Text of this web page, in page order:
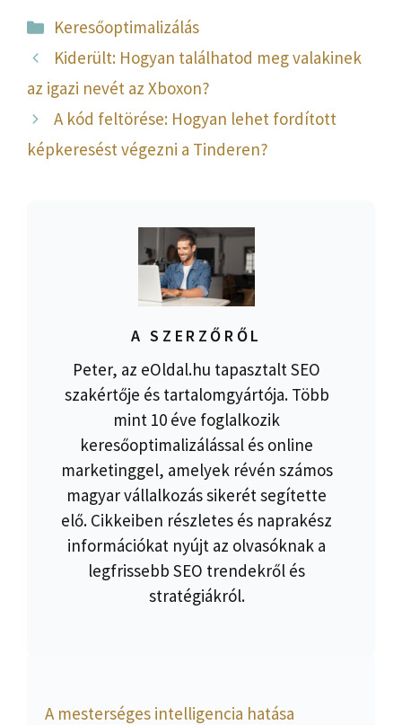
Kategória
Keresőoptimalizálás
Kiderült: Hogyan találhatod meg valakinek
az igazi nevét az Xboxon?
A kód feltörése: Hogyan lehet fordított
képkeresést végezni a Tinderen?
A SZERZŐRŐL
Peter, az eOldal.hu tapasztalt SEO
szakértője és tartalomgyártója. Több
mint 10 éve foglalkozik
keresőoptimalizálással és online
marketinggel, amelyek révén számos
magyar vállalkozás sikerét segítette
elő. Cikkeiben részletes és naprakész
információkat nyújt az olvasóknak a
legfrissebb SEO trendekről és
stratégiákról.
A mesterséges intelligencia hatása